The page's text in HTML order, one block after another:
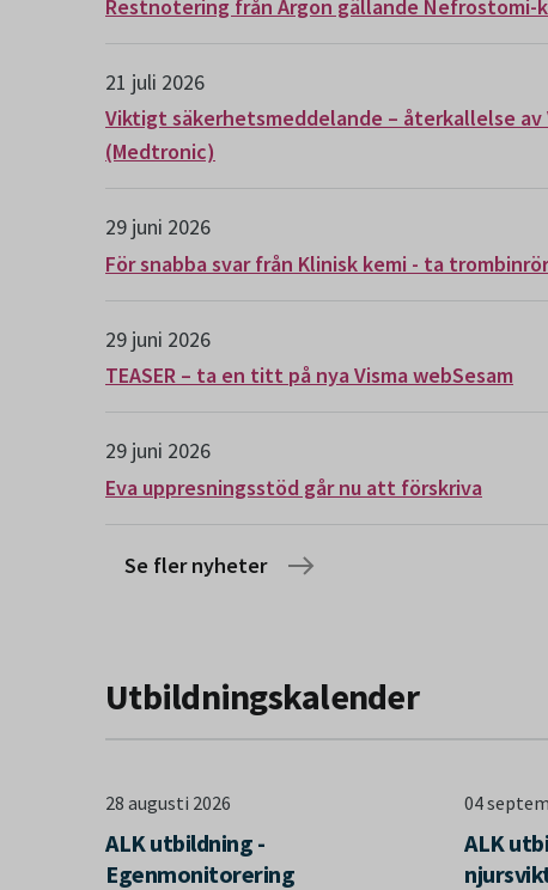
Restnotering från Argon gällande Nefrostomi-
21 juli 2026
Viktigt säkerhetsmeddelande – återkallelse av
(Medtronic)
29 juni 2026
För snabba svar från Klinisk kemi - ta
29 juni 2026
TEASER – ta en titt på nya Visma webSesam
29 juni 2026
Eva uppresningsstöd går nu att förskriva
Se fler nyheter
Utbildningskalender
28 augusti 2026
ALK utbildning -
Egenmonitorering
04
ALK